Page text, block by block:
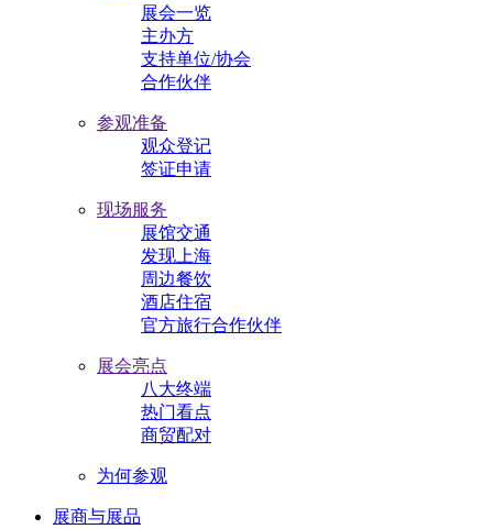
展会一览
主办方
支持单位/协会
合作伙伴
参观准备
观众登记
签证申请
现场服务
展馆交通
发现上海
周边餐饮
酒店住宿
官方旅行合作伙伴
展会亮点
八大终端
热门看点
商贸配对
为何参观
展商与展品